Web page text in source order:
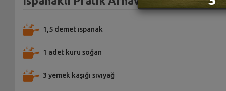
1,5 demet ıspanak
1 adet kuru soğan
3 yemek kaşığı sıvıyağ